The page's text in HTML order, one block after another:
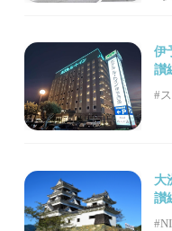
伊
讃
#
大
讃